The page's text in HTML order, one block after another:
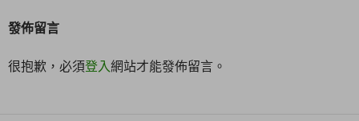
發佈留言
很抱歉，必須登入網站才能發佈留言。